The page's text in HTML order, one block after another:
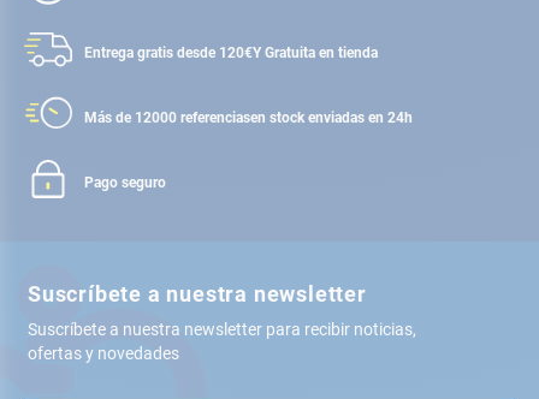
Entrega gratis desde 120€Y Gratuita en tienda
Más de 12000 referenciasen stock enviadas en 24h
Pago seguro
Suscríbete a nuestra newsletter
Suscríbete a nuestra newsletter para recibir noticias,
ofertas y novedades